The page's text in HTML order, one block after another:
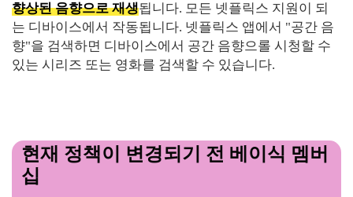
향상된 음향으로 재생됩니다. 모든 넷플릭스 지원이 되
는 디바이스에서 작동됩니다. 넷플릭스 앱에서 "공간 음
향"을 검색하면 디바이스에서 공간 음향으롤 시청할 수
있는 시리즈 또는 영화를 검색할 수 있습니다.
현재 정책이 변경되기 전 베이식 멤버
십